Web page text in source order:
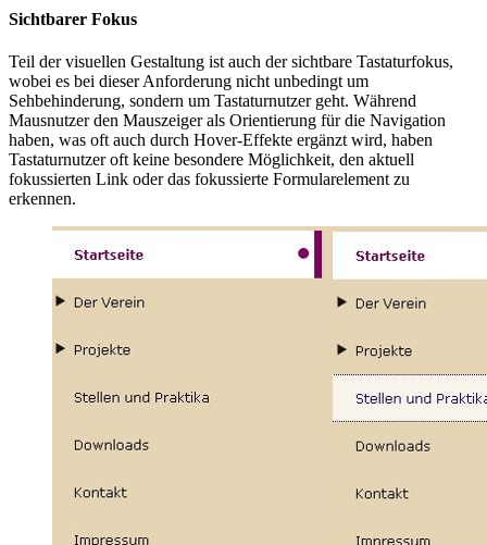
Sichtbarer Fokus
Teil der visuellen Gestaltung ist auch der sichtbare Tastaturfokus,
wobei es bei dieser Anforderung nicht unbedingt um
Sehbehinderung, sondern um Tastaturnutzer geht. Während
Mausnutzer den Mauszeiger als Orientierung für die Navigation
haben, was oft auch durch Hover-Effekte ergänzt wird, haben
Tastaturnutzer oft keine besondere Möglichkeit, den aktuell
fokussierten Link oder das fokussierte Formularelement zu
erkennen.